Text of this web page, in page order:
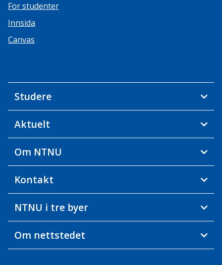
For studenter
Innsida
Canvas
Studere
Aktuelt
Om NTNU
Kontakt
NTNU i tre byer
Om nettstedet